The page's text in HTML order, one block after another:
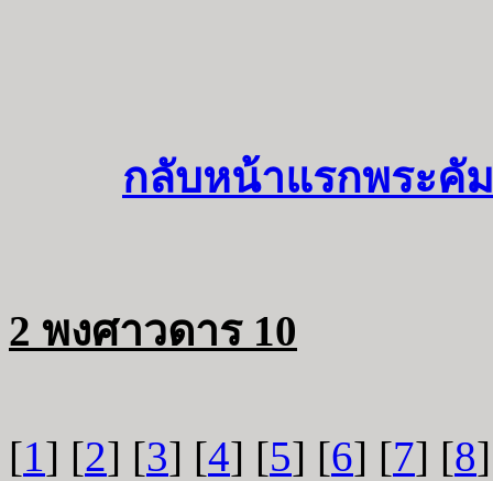
กลับหน้าแรกพระคั
2 พงศาวดาร 10
[1] [2] [3] [4] [5] [6] [7] [8